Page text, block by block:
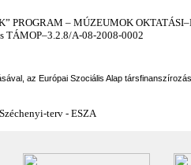
PROGRAM – MÚZEUMOK
TÁMOP–3.2.8/A-08-2008-0002
az Európai Szociális Alap